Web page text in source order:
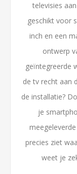
televisies
geschikt voor
inch en een
ontwerp
geïntegreerde
de tv recht aan
de installatie?
je
precies ziet
weet je